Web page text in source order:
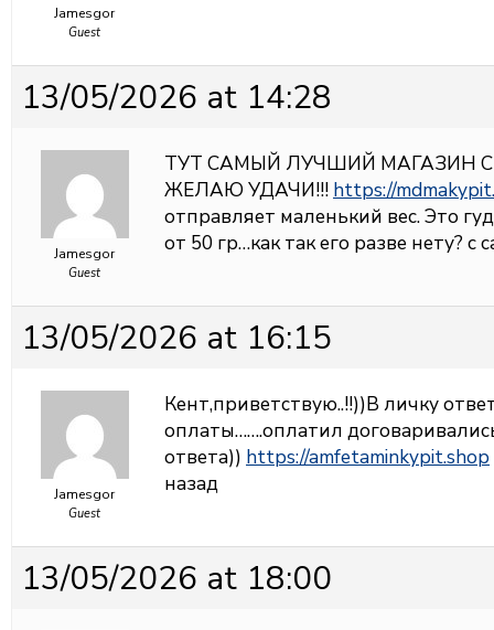
Jamesgor
Guest
13/05/2026 at 14:28
Jamesgor
Guest
ТУТ САМЫЙ ЛУЧШИЙ МАГАЗИН
ЖЕЛАЮ УДАЧИ!!! https://
отправляет маленький вес. Это
от 50 гр…как так его разве нету? с
13/05/2026 at 16:15
Jamesgor
Guest
Кент,приветствую..!!))В личку
оплаты…….оплатил
ответа)) https://amfetaminkypit.shop
назад
13/05/2026 at 18:00